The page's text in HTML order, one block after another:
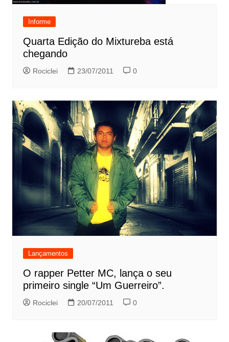
Informe
Quarta Edição do Mixtureba está
chegando
Rociclei 23/07/2011 0
Lançamentos
O rapper Petter MC, lança o seu
primeiro single “Um Guerreiro”.
Rociclei 20/07/2011 0